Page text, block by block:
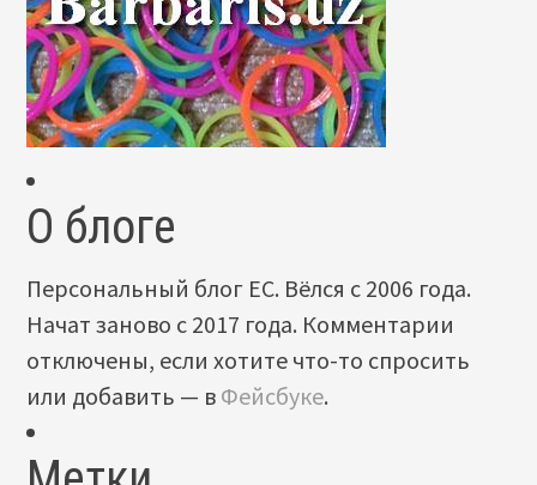
О блоге
Персональный блог ЕС. Вёлся с 2006 года.
Начат заново с 2017 года. Комментарии
отключены, если хотите что-то спросить
или добавить — в Фейсбуке.